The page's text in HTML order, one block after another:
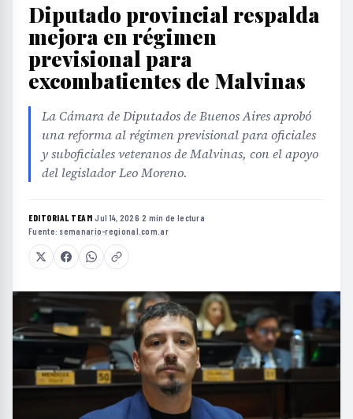
Diputado provincial respalda
mejora en régimen
previsional para
excombatientes de Malvinas
La Cámara de Diputados de Buenos Aires aprobó
una reforma al régimen previsional para oficiales
y suboficiales veteranos de Malvinas, con el apoyo
del legislador Leo Moreno.
EDITORIAL TEAM·Jul 14, 2026·2 min de lectura·
Fuente: semanario-regional.com.ar